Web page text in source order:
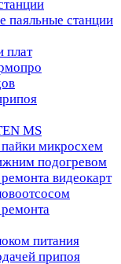
паяльные станции
плат
MS
микросхем
подогревом
видеокарт
питания
припоя